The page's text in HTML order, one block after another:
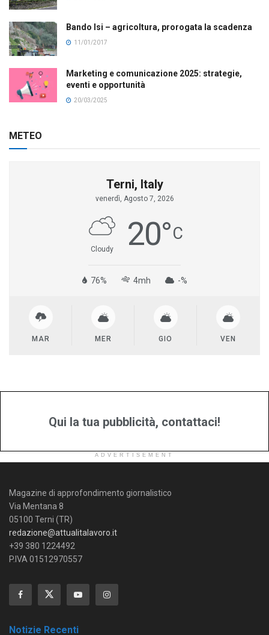
Bando Isi – agricoltura, prorogata la scadenza
11/01/2017
Marketing e comunicazione 2025: strategie,
eventi e opportunità
20/03/2025
METEO
Terni, Italy
venerdì, Agosto 7, 2026
Cloudy 20°C
76% 4mh -%
MAR MER GIO VEN
Qui la tua pubblicità, contattaci!
ADVERTISEMENT
Magazine di approfondimento giornalistico
Via Mentana 8
05100 Terni (TR)
redazione@attualitalavoro.it
+39 380 1224492
P.IVA 01512970557
Notizie Recenti